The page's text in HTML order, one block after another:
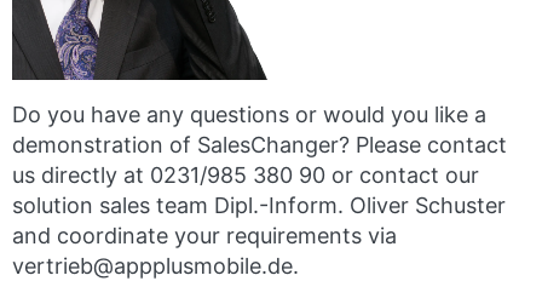
Do you have any questions or would you like a
demonstration of SalesChanger? Please contact
us directly at 0231/985 380 90 or contact our
solution sales team Dipl.-Inform. Oliver Schuster
and coordinate your requirements via
vertrieb@appplusmobile.de.